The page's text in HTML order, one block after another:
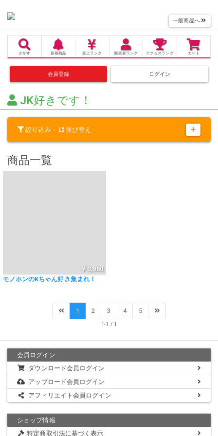
一般商品へ
さがす 新着商品 売上 ランク 販売者ランク アクセス ランク カート
会員登録 ログイン
JK好きです！
絞り込み・ 並び替え
商品一覧
3,980
モノホンのKちゃん好き集まれ！
1 2 3 4 5
1-1 / 1
会員ログイン
ダウンロード会員ログイン
アップロード会員ログイン
アフィリエイト会員ログイン
ショップ情報
特定商取引法に基づく表示